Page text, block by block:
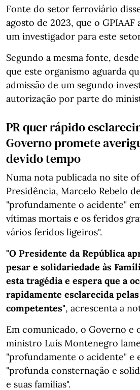
Fonte do setor ferroviário
agosto de 2023, que o GPIAAF
um investigador para este
Segundo a mesma fonte,
que este organismo aguarda
admissão de um segundo
autorização por parte do
PR quer rápido
Governo promete
devido tempo
Numa nota publicada no site
Presidência, Marcelo Rebelo
"profundamente o acidente"
vítimas mortais e os feridos
vários feridos ligeiros".
"O Presidente da República
pesar e solidariedade às
esta tragédia e espera que a
rapidamente esclarecida
competentes", acrescenta a
Em comunicado, o Governo ​e
ministro Luís Montenegro
"profundamente o acidente" e
"profunda consternação e
e suas famílias".